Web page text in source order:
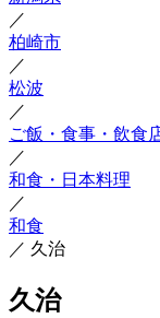
／
柏崎市
／
松波
／
ご飯・食事・飲食
／
和食・日本料理
／
和食
／ 久治
久治